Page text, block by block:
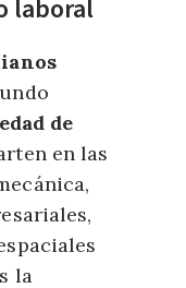
laboral
de
en las
la